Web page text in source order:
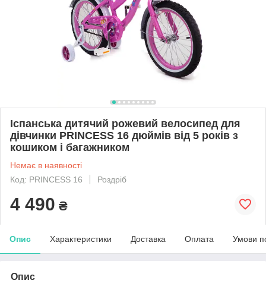
Іспанська дитячий рожевий велосипед для
дівчинки PRINCESS 16 дюймів від 5 років з
кошиком і багажником
Немає в наявності
Код: PRINCESS 16
Роздріб
4 490 ₴
Опис Характеристики Доставка Оплата Умови
Опис